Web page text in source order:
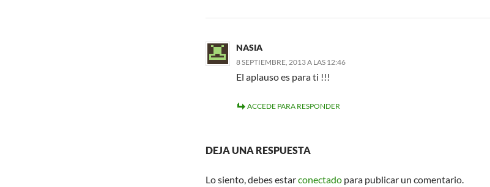
NASIA
8 SEPTIEMBRE, 2013 A LAS 12:46
El aplauso es para ti !!!
ACCEDE PARA RESPONDER
DEJA UNA RESPUESTA
Lo siento, debes estarconectado para publicar un comentario.